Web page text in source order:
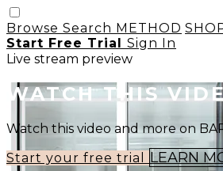
Browse Search METHOD
Start Free Trial Sign In
Live stream preview
WATCH THIS
Watch this video and more on
Start your free trial
LEARN